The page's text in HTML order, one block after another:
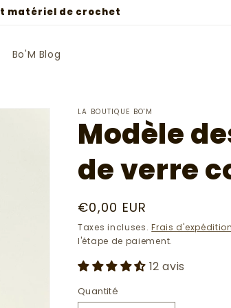
matériel de crochet
Bo'M Blog
LA BOUTIQUE BO'M
Modèle
de verre
Prix
habituel
€0,00 EUR
Taxes incluses.Frais d'expédition
l'étape de paiement.
12 avis
Quantité